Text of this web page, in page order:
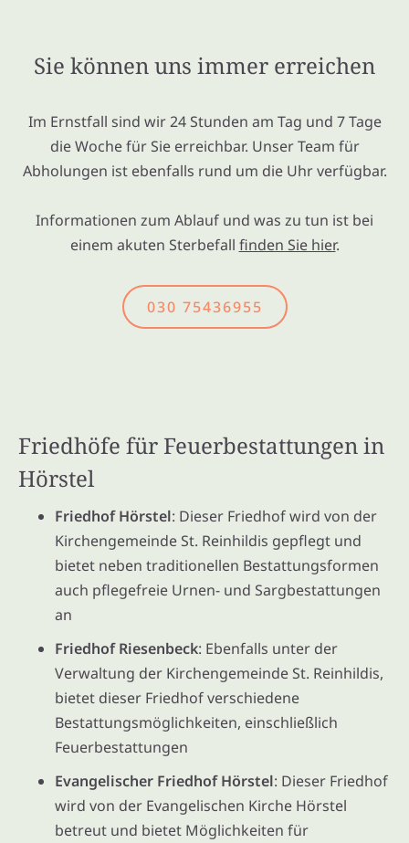
Sie können uns immer erreichen
Im Ernstfall sind wir 24 Stunden am Tag und 7 Tage
die Woche für Sie erreichbar. Unser Team für
Abholungen ist ebenfalls rund um die Uhr verfügbar.
Informationen zum Ablauf und was zu tun ist bei
einem akuten Sterbefall finden Sie hier.
030 75436955
Friedhöfe für Feuerbestattungen in
Hörstel
Friedhof Hörstel: Dieser Friedhof wird von der
Kirchengemeinde St. Reinhildis gepflegt und
bietet neben traditionellen Bestattungsformen
auch pflegefreie Urnen- und Sargbestattungen
an
Friedhof Riesenbeck: Ebenfalls unter der
Verwaltung der Kirchengemeinde St. Reinhildis,
bietet dieser Friedhof verschiedene
Bestattungsmöglichkeiten, einschließlich
Feuerbestattungen
Evangelischer Friedhof Hörstel: Dieser Friedhof
wird von der Evangelischen Kirche Hörstel
betreut und bietet Möglichkeiten für